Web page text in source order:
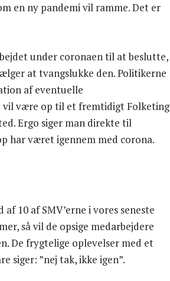
en ny pandemi vil ramme. Det er
under coronaen til at beslutte,
at tvangslukke den. Politikerne
af eventuelle
vil være op til et fremtidigt Folketing
Ergo siger man direkte til
har været igennem med corona.
10 af SMV’erne i vores seneste
så vil de opsige medarbejdere
De frygtelige oplevelser med et
siger: ”nej tak, ikke igen”.